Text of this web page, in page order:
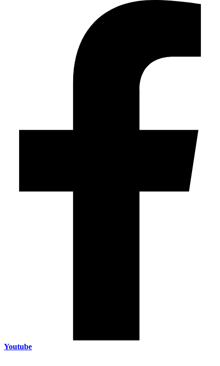
Youtube